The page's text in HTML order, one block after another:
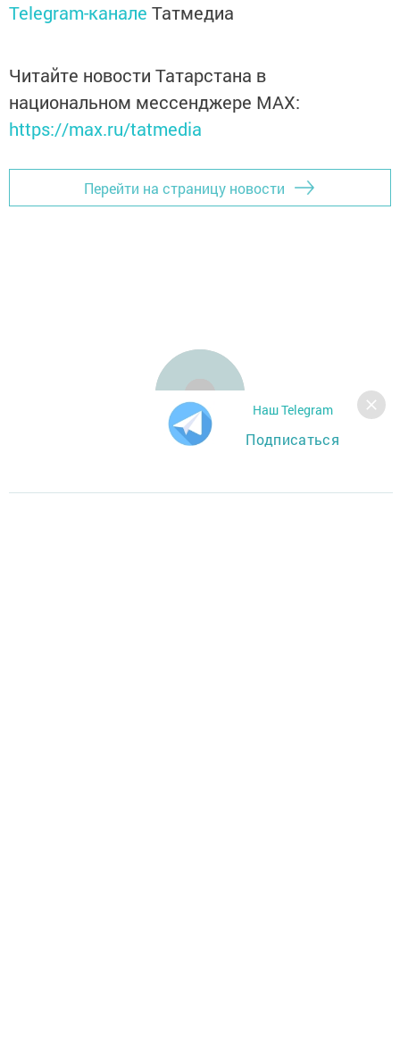
Telegram-канале Татмедиа
Читайте новости Татарстана в
национальном мессенджере MАХ:
https://max.ru/tatmedia
Перейти на страницу новости
Наш Telegram
Подписаться